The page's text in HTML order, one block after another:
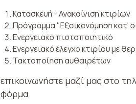
Κατασκευή - Ανακαίνιση κτιρίων
Πρόγραμμα "Εξοικονόμηση κατ'
Ενεργειακό πιστοποιητικό
Ενεργειακό έλεγχο κτιρίου με
Τακτοποίηση αυθαιρέτων
επικοινωνήστε μαζί μας στο
φόρμα